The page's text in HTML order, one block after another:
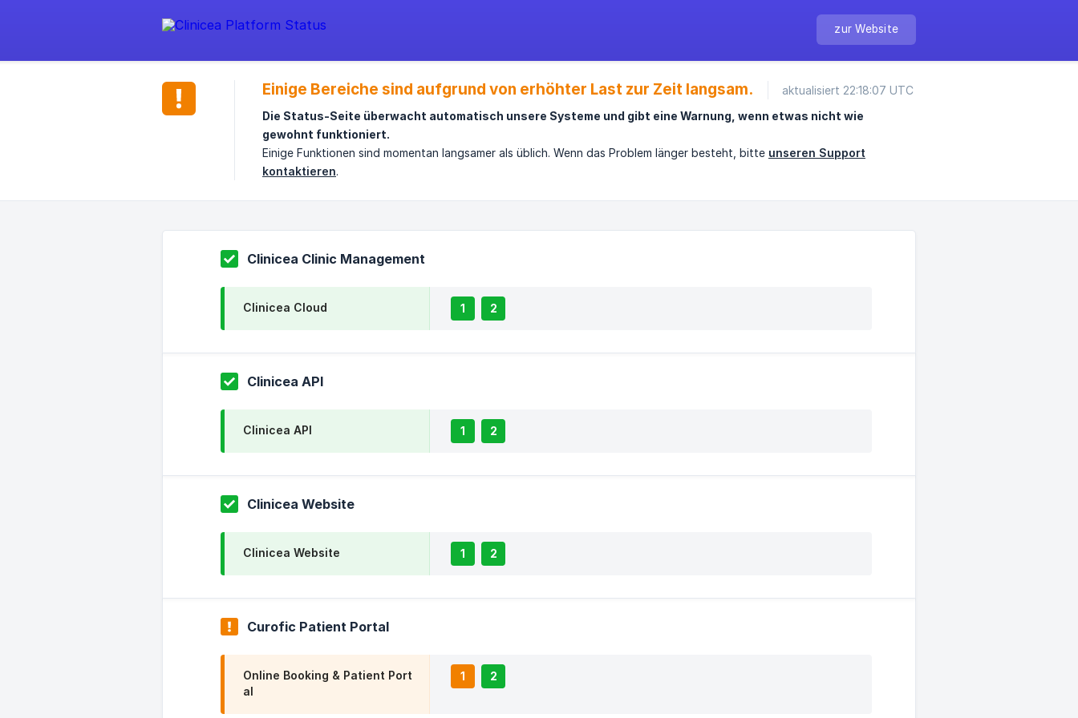
zur Website
Einige Bereiche sind aufgrund von erhöhter Last zur Zeit langsam.
aktualisiert 22:18:07 UTC
Die Status-Seite überwacht automatisch unsere Systeme und gibt eine Warnung, wenn etwas nicht wie
gewohnt funktioniert.
Einige Funktionen sind momentan langsamer als üblich. Wenn das Problem länger besteht, bitte unseren Support
kontaktieren.
Clinicea Clinic Management
Clinicea Cloud 1 2
Clinicea API
Clinicea API 1 2
Clinicea Website
Clinicea Website 1 2
Curofic Patient Portal
Online Booking & Patient Port
al
1 2